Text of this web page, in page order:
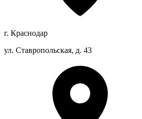
г. Краснодар
ул. Ставропольская, д. 43